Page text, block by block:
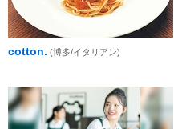
cotton. (博多/イタリアン)